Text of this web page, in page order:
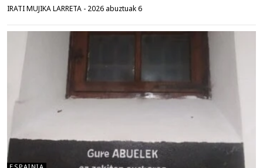
IRATI MUJIKA LARRETA - 2026 abuztuak 6